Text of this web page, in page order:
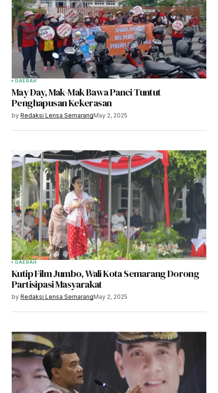
DAERAH
May Day, Mak-Mak Bawa Panci Tuntut
Penghapusan Kekerasan
by Redaksi Lensa SemarangMay 2, 2025
DAERAH
Kutip Film Jumbo, Wali Kota Semarang Dorong
Partisipasi Masyarakat
by Redaksi Lensa SemarangMay 2, 2025